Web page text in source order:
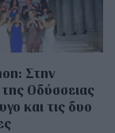
Στην
Οδύσσειας
και τις δυο